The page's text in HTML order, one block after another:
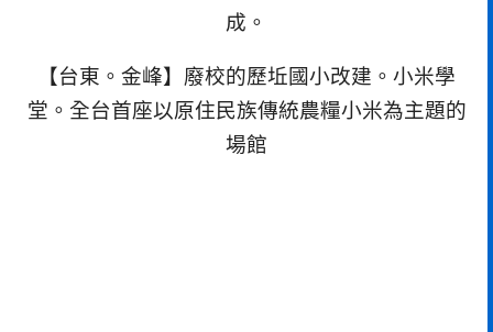
成。
【台東。金峰】廢校的歷坵國小改建。小米學
堂。全台首座以原住民族傳統農糧小米為主題的
場館